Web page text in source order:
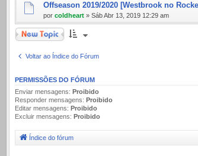
Offseason 2019/2020 [Westbrook no
por coldheart » Sáb Abr 13, 2019 12:29 am
Novo Tópico
Voltar ao Índice do Fórum
PERMISSÕES DO FÓRUM
Enviar mensagens: Proibido
Responder mensagens: Proibido
Editar mensagens: Proibido
Excluir mensagens: Proibido
Índice do fórum